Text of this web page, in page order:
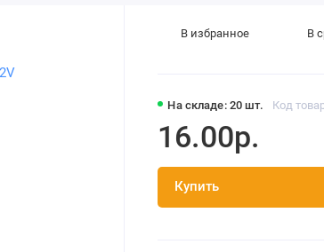
На складе: 20 шт. Код
16.00р.
Купить
В избранное В